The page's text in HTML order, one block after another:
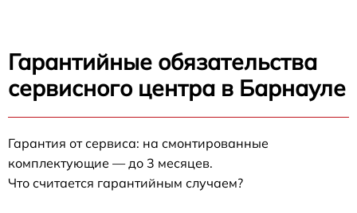
Гарантийные обязательства
сервисного центра в Барнауле
Гарантия от сервиса: на смонтированные
комплектующие — до 3 месяцев.
Что считается гарантийным случаем?